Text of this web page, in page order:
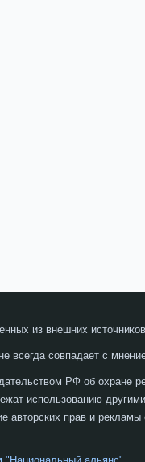
из внешних
всегда совпадает с
РФ об охране
использованию
авторских прав и